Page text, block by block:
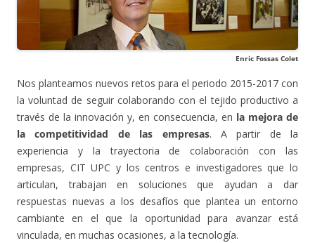
Enric Fossas Colet
Nos planteamos nuevos retos para el periodo 2015-2017 con
la voluntad de seguir colaborando con el tejido productivo a
través de la innovación y, en consecuencia, en la mejora de
la competitividad de las empresas. A partir de la
experiencia y la trayectoria de colaboración con las
empresas, CIT UPC y los centros e investigadores que lo
articulan, trabajan en soluciones que ayudan a dar
respuestas nuevas a los desafíos que plantea un entorno
cambiante en el que la oportunidad para avanzar está
vinculada, en muchas ocasiones, a la tecnología.